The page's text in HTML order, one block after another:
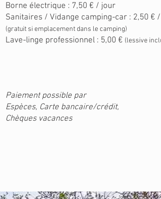
Borne électrique : 7,50 € / jour
Sanitaires / Vidange camping-car : 2,50 €
(gratuit si emplacement dans le camping)
Lave-linge professionnel : 5,00 € (lessive
Paiement possible par
Espèces, Carte bancaire/crédit,
Chèques vacances